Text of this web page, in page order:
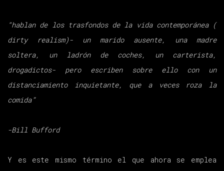
“hablan de los trasfondos de la vida contemporánea (
dirty realism)- un marido ausente, una madre
soltera, un ladrón de coches, un carterista,
drogadictos- pero escriben sobre ello con un
distanciamiento inquietante, que a veces roza la
comida”
-Bill Bufford
Y es este mismo término el que ahora se emplea